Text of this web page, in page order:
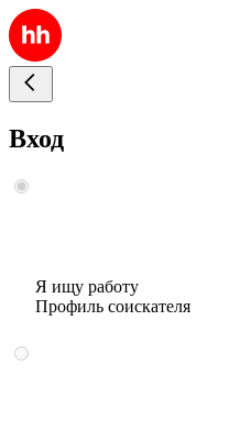
Вход
Я ищу работу
Профиль соискателя